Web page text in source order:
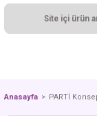
Anasayfa PARTİ